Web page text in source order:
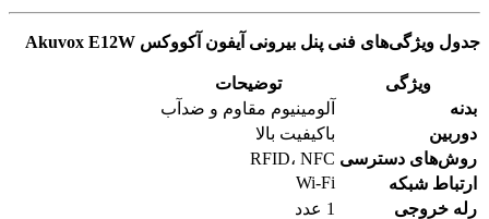
جدول ویژگی‌های فنی پنل بیرونی آیفون آکووکس Akuvox E12W
ویژگی
توضیحات
بدنه
آلومینیوم مقاوم و ضدآب
دوربین
باکیفیت بالا
روش‌های دسترسی RFID، NFC
ارتباط شبکه
Wi-Fi
رله خروجی
1 عدد